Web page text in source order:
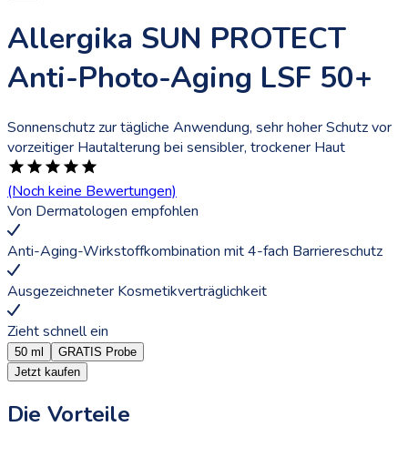
Allergika SUN PROTECT
Anti-Photo-Aging LSF 50+
Sonnenschutz zur tägliche Anwendung, sehr hoher Schutz vor
vorzeitiger Hautalterung bei sensibler, trockener Haut
(Noch keine Bewertungen)
Von Dermatologen empfohlen
Anti-Aging-Wirkstoffkombination mit 4-fach Barriereschutz
Ausgezeichneter Kosmetikverträglichkeit
Zieht schnell ein
50 ml
GRATIS Probe
Jetzt kaufen
Die Vorteile